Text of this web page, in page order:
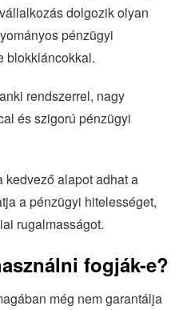
dolgozik olyan
pénzügyi
blokkláncokkal.
rendszerrel, nagy
és szigorú pénzügyi
kedvező alapot adhat a
a pénzügyi hitelességet,
rugalmasságot.
fogják-e?
még nem garantálja